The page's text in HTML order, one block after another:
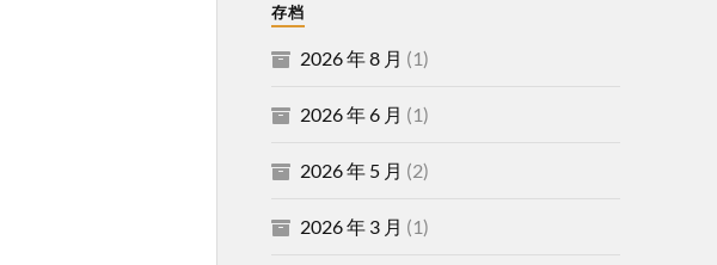
存档
2026 年 8 月 (1)
2026 年 6 月 (1)
2026 年 5 月 (2)
2026 年 3 月 (1)